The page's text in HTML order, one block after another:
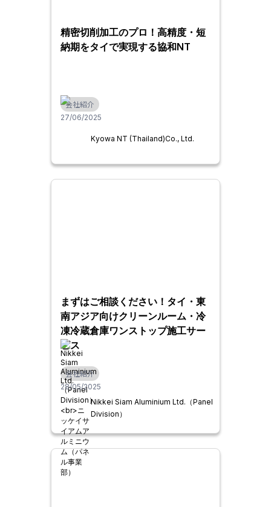
精密切削加工のプロ！高精度・短
納期をタイで実現する協和NT
会社紹介
27/06/2025
Kyowa NT (Thailand)Co., Ltd.
まずはご相談ください！タイ・東
南アジア向けクリーンルーム・冷
凍冷蔵倉庫ワンストップ施工サー
ビス
会社紹介
28/05/2025
Nikkei Siam Aluminium Ltd.（Panel
Division）